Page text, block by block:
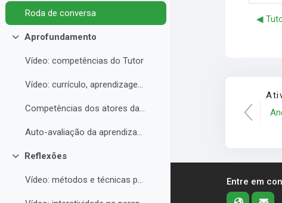
Roda de conversa
Contrair
Aprofundamento
Vídeo: competências do Tutor
Vídeo: currículo, aprendizagem e docência para EAD
Competências dos atores da educação a distância professor, tutor e aluno
Auto-avaliação da aprendizagem
Contrair
Reflexões
Vídeo: métodos e técnicas para EAD
◀︎
Entre em